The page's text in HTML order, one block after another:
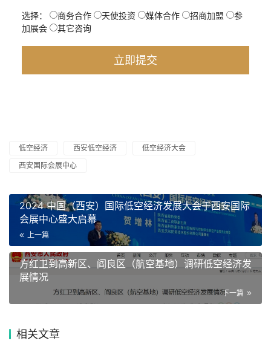
选择： 商务合作 天使投资 媒体合作 招商加盟
参
加展会
其它咨询
低空经济 西安低空经济
低空经济大会
西安国际会展中心
2024 中国（西安）国际低空经济发展大会于西安国际
会展中心盛大启幕
上一篇
方红卫到高新区、阎良区（航空基地）调研低空经济发
展情况
下一篇
相关文章